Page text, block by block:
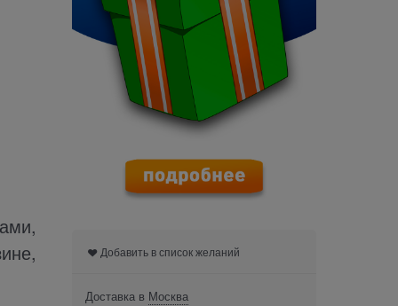
Добавить в список желаний
Доставка в Москва